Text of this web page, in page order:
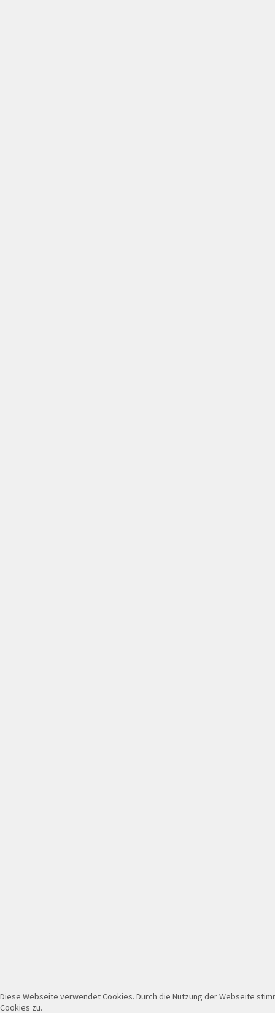
Diese Webseite verwendet Cookies. Durch die Nutzung der Webseite
Cookies zu.